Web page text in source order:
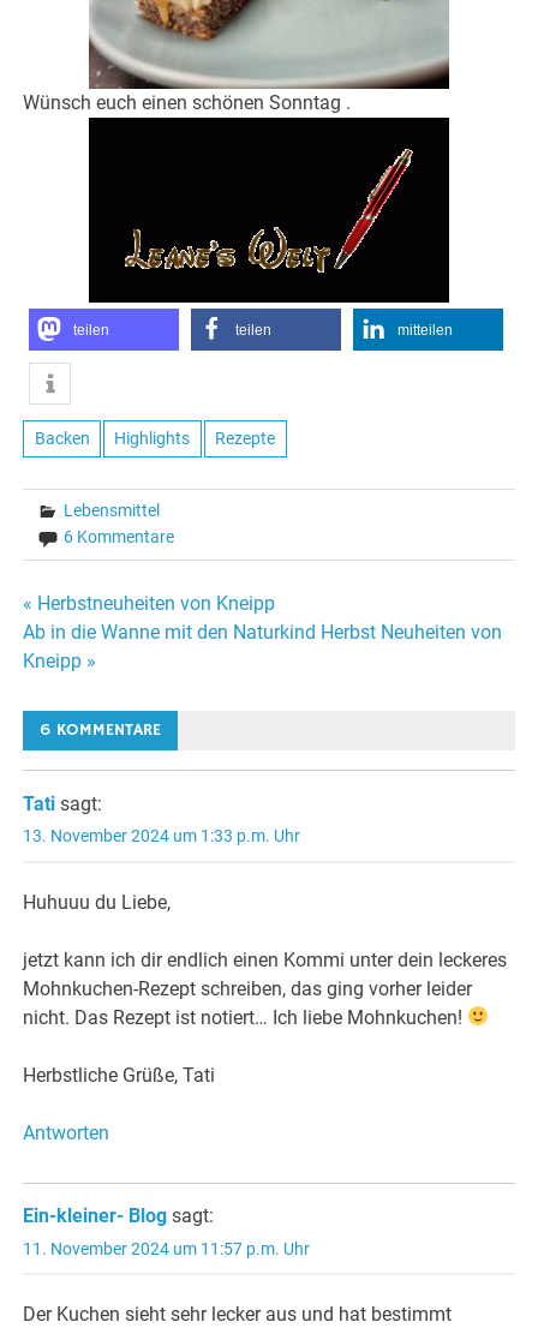
Wünsch euch einen schönen Sonntag .
teilen teilen mitteilen
Backen Highlights Rezepte
Lebensmittel
6 Kommentare
Beitragsnavigation
« Herbstneuheiten von Kneipp
Ab in die Wanne mit den Naturkind Herbst Neuheiten von
Kneipp »
6 KOMMENTARE
Tati sagt:
13. November 2024 um 1:33 p.m. Uhr
Huhuuu du Liebe,
jetzt kann ich dir endlich einen Kommi unter dein leckeres
Mohnkuchen-Rezept schreiben, das ging vorher leider
nicht. Das Rezept ist notiert… Ich liebe Mohnkuchen!
Herbstliche Grüße, Tati
Antworten
Ein-kleiner- Blog sagt:
11. November 2024 um 11:57 p.m. Uhr
Der Kuchen sieht sehr lecker aus und hat bestimmt